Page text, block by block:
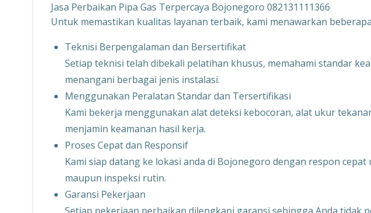
Jasa Perbaikan Pipa Gas Terpercaya Bojonegoro 082131111366
Untuk memastikan kualitas layanan terbaik, kami menawarkan
Teknisi Berpengalaman dan Bersertifikat
Setiap teknisi telah dibekali pelatihan khusus, memahami standar
menangani berbagai jenis instalasi.
Menggunakan Peralatan Standar dan Tersertifikasi
Kami bekerja menggunakan alat deteksi kebocoran, alat ukur
menjamin keamanan hasil kerja.
Proses Cepat dan Responsif
Kami siap datang ke lokasi anda di Bojonegoro dengan respon
maupun inspeksi rutin.
Garansi Pekerjaan